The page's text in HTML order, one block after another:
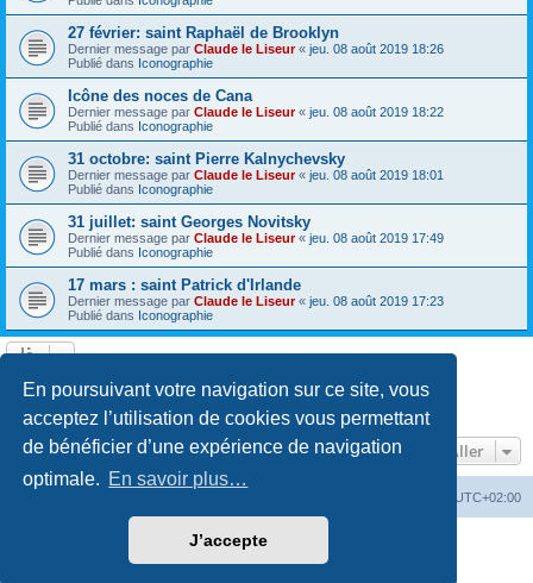
En poursuivant votre navigation sur ce site, vous
acceptez l’utilisation de cookies vous permettant
de bénéficier d’une expérience de navigation
optimale. En savoir plus…
J’accepte
27 février: saint Raphaël de Brooklyn
Dernier message par Claude le Liseur« jeu. 08 août 2019 18:26
Publié dans Iconographie
Icône des noces de Cana
Dernier message par Claude le Liseur« jeu. 08 août 2019 18:22
Publié dans Iconographie
31 octobre: saint Pierre Kalnychevsky
Dernier message par Claude le Liseur« jeu. 08 août 2019 18:01
Publié dans Iconographie
31 juillet: saint Georges Novitsky
Dernier message par Claude le Liseur« jeu. 08 août 2019 17:49
Publié dans Iconographie
17 mars : saint Patrick d'Irlande
Dernier message par Claude le Liseur« jeu. 08 août 2019 17:23
Publié dans Iconographie
Page1sur20
3
Aller
UTC+02:00
phpBB® Forum Software © phpBB Limited
©